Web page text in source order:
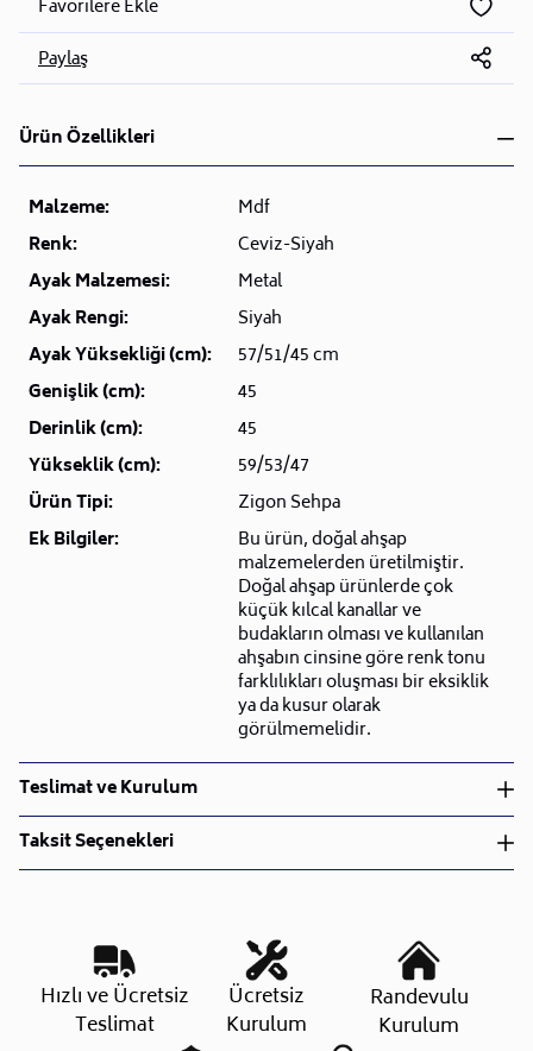
Favorilere Ekle
Paylaş
Ürün Özellikleri
Malzeme:
Mdf
Renk:
Ceviz-Siyah
Ayak Malzemesi:
Metal
Ayak Rengi:
Siyah
Ayak Yüksekliği (cm):
57/51/45 cm
Genişlik (cm):
45
Derinlik (cm):
45
Yükseklik (cm):
59/53/47
Ürün Tipi:
Zigon Sehpa
Ek Bilgiler:
Bu ürün, doğal ahşap
malzemelerden üretilmiştir.
Doğal ahşap ürünlerde çok
küçük kılcal kanallar ve
budakların olması ve kullanılan
ahşabın cinsine göre renk tonu
farklılıkları oluşması bir eksiklik
ya da kusur olarak
görülmemelidir.
Teslimat ve Kurulum
Teslimat ve Kurulum
• Siparişlerinizi aldıktan sonra en kısa sürede işleme
Kargo süreçlerimizi güçlü lojistik ağımızla
destekleyerek, teslimatı en hızlı şekilde
gerçekleştiriyoruz.
Siparişiniz hazırlandığında kurulum ekiplerimiz sizin
Taksit Seçenekleri
Taksit Sayısı Aylık Tutar
Toplam Tutar
Tek Çekim
20.543,20 TL
20.543,20 TL
Hızlı ve Ücretsiz
Teslimat
Ücretsiz
Kurulum
Randevulu
Kurulum